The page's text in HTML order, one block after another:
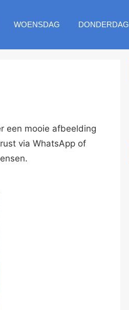
WOENSDAG DONDERDAG
een mooie afbeelding
via WhatsApp of